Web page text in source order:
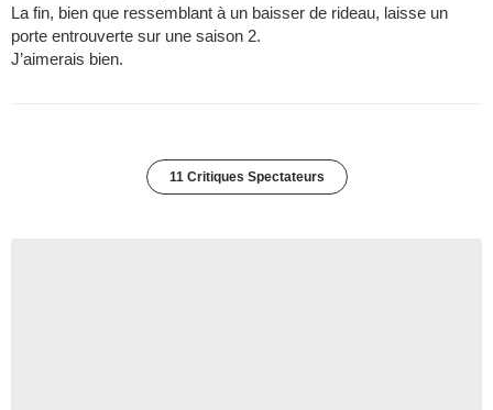
La fin, bien que ressemblant à un baisser de rideau, laisse un
porte entrouverte sur une saison 2.
J’aimerais bien.
11 Critiques Spectateurs